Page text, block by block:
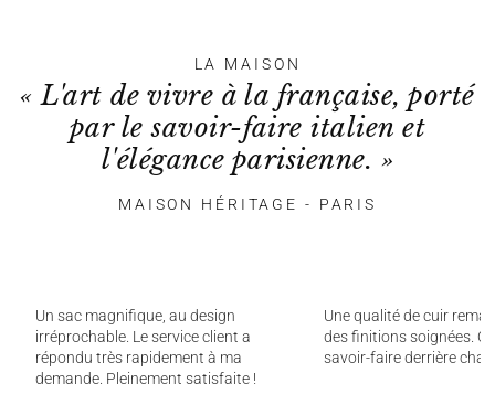
LA MAISON
« L'art de vivre à la française, porté
par le savoir-faire italien et
l'élégance parisienne. »
MAISON HÉRITAGE - PARIS
Un sac magnifique, au design
irréprochable. Le service client a
répondu très rapidement à ma
demande. Pleinement satisfaite !
Une qualité de cuir
des finitions soignées.
savoir-faire derrière